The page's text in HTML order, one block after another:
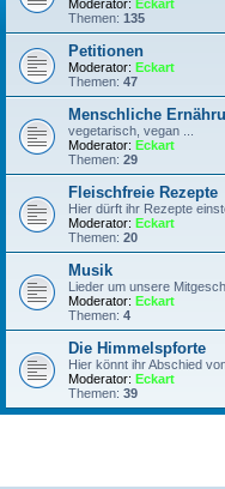
Moderator: Eckart
Themen: 135
Petitionen
Moderator: Eckart
Themen: 47
Menschliche
vegetarisch, vegan ...
Moderator: Eckart
Themen: 29
Fleischfreie Rezepte
Hier dürft ihr Rezepte
Moderator: Eckart
Themen: 20
Musik
Lieder um unsere
Moderator: Eckart
Themen: 4
Die Himmelspforte
Hier könnt ihr Abschied
Moderator: Eckart
Themen: 39